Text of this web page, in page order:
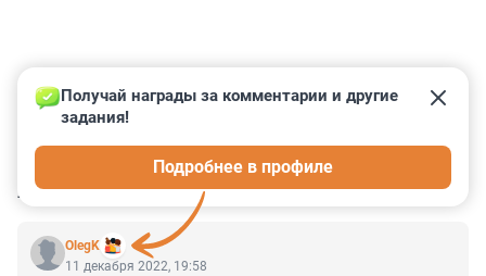
КОММЕНТАРИИ 5
OlegK
Получай награды за комментарии и другие
задания!
Подробнее в профиле
11 декабря 2022, 19:58